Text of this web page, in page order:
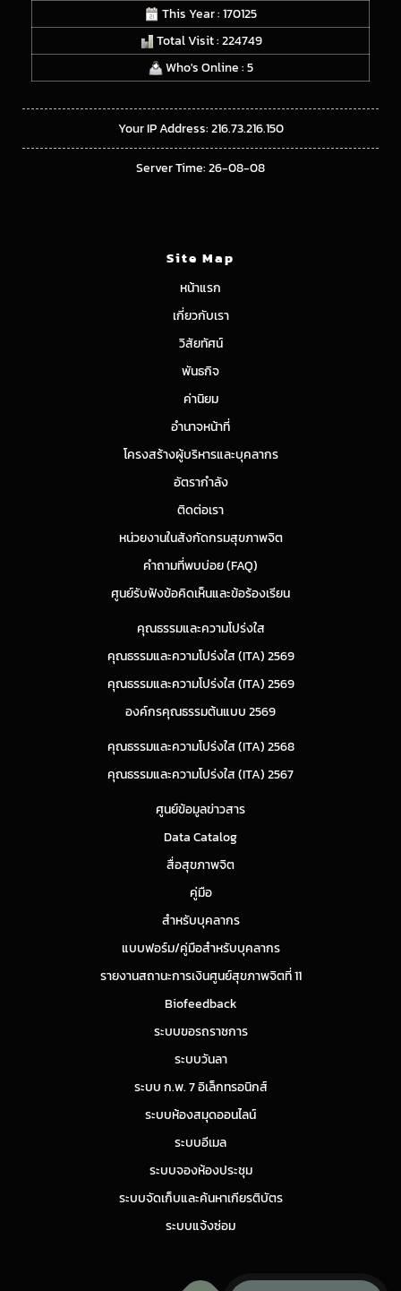
This Year : 170125
Total Visit : 224749
Who's Online : 5
Your IP Address: 216.73.216.150
Server Time: 26-08-08
Site Map
หน้าแรก
เกี่ยวกับเรา
วิสัยทัศน์
พันธกิจ
ค่านิยม
อำนาจหน้าที่
โครงสร้างผู้บริหารและบุคลากร
อัตรากำลัง
ติดต่อเรา
หน่วยงานในสังกัดกรมสุขภาพจิต
คำถามที่พบบ่อย (FAQ)
ศูนย์รับฟังข้อคิดเห็นและข้อร้องเรียน
คุณธรรมและความโปร่งใส
คุณธรรมและความโปร่งใส (ITA) 2569
คุณธรรมและความโปร่งใส (ITA) 2569
องค์กรคุณธรรมต้นแบบ 2569
คุณธรรมและความโปร่งใส (ITA) 2568
คุณธรรมและความโปร่งใส (ITA) 2567
ศูนย์ข้อมูลข่าวสาร
Data Catalog
สื่อสุขภาพจิต
คู่มือ
สำหรับบุคลากร
แบบฟอร์ม/คู่มือสำหรับบุคลากร
รายงานสถานะการเงินศูนย์สุขภาพจิตที่ 11
Biofeedback
ระบบขอรถราชการ
ระบบวันลา
ระบบ ก.พ. 7 อิเล็กทรอนิกส์
ระบบห้องสมุดออนไลน์
ระบบอีเมล
ระบบจองห้องประชุม
ระบบจัดเก็บและค้นหาเกียรติบัตร
ระบบแจ้งซ่อม